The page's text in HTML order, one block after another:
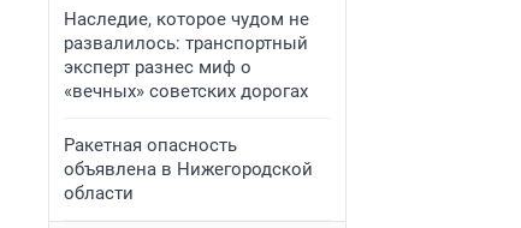
Наследие, которое чудом не
развалилось: транспортный
эксперт разнес миф о
«вечных» советских дорогах
Ракетная опасность
объявлена в Нижегородской
области